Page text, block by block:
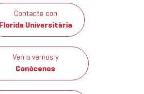
Contacta con
Florida Universitària
Ven a vernos y
Conócenos